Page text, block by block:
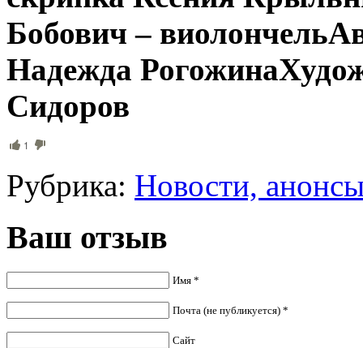
Бобович –
Надежда
Сидоров
1
Рубрика: Новости,
Ваш отзыв
Имя *
Почта (не публикуется) *
Сайт